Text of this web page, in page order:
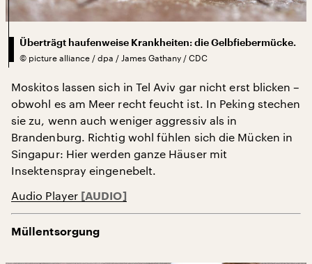
Überträgt haufenweise Krankheiten: die Gelbfiebermücke.
© picture alliance / dpa / James Gathany / CDC
Moskitos lassen sich in Tel Aviv gar nicht erst blicken –
obwohl es am Meer recht feucht ist. In Peking stechen
sie zu, wenn auch weniger aggressiv als in
Brandenburg. Richtig wohl fühlen sich die Mücken in
Singapur: Hier werden ganze Häuser mit
Insektenspray eingenebelt.
Audio Player
Müllentsorgung